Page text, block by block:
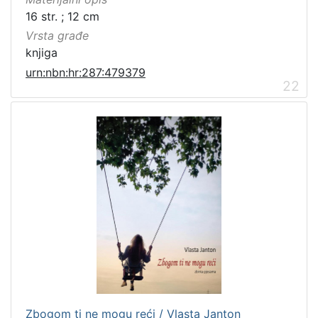
16 str. ; 12 cm
Vrsta građe
knjiga
urn:nbn:hr:287:479379
22
Zbogom ti ne mogu reći / Vlasta Janton